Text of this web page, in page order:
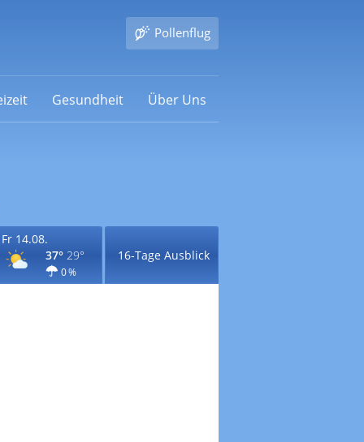
Pollenflug
Gesundheit Über Uns
Fr 14.08.
37° 29°
0 %
16-Tage Ausblick